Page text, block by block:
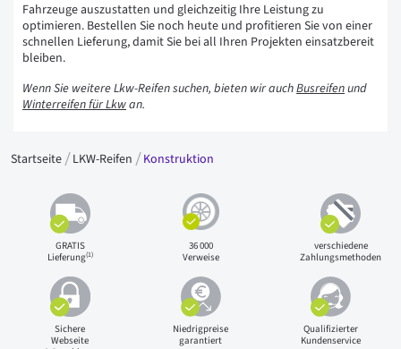
Fahrzeuge auszustatten und gleichzeitig Ihre Leistung zu
optimieren. Bestellen Sie noch heute und profitieren Sie von einer
schnellen Lieferung, damit Sie bei all Ihren Projekten einsatzbereit
bleiben.
Wenn Sie weitere Lkw-Reifen suchen, bieten wir auchBusreifenund
Winterreifen für Lkwan.
Startseite LKW-Reifen Konstruktion
GRATIS
Lieferung(1)
36 000
Verweise
verschiedene
Zahlungsmethoden
Sichere
Webseite
Niedrigpreise
garantiert
Qualifizierter
Kundenservice